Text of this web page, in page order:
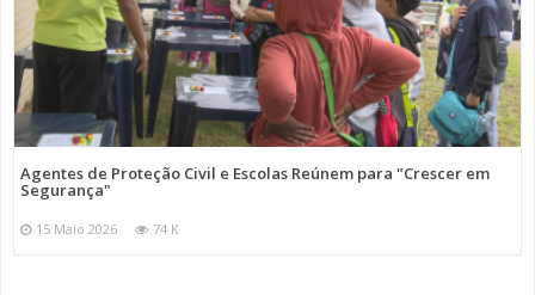
Agentes de Proteção Civil e Escolas Reúnem para "Crescer em
Segurança"
15 Maio 2026 74 K